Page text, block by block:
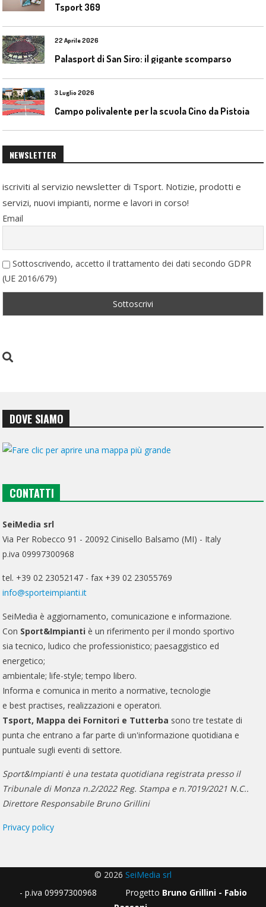
Tsport 369
22 Aprile 2026
Palasport di San Siro: il gigante scomparso
3 Luglio 2026
Campo polivalente per la scuola Cino da Pistoia
NEWSLETTER
iscriviti al servizio newsletter di Tsport. Notizie, prodotti e
servizi, nuovi impianti, norme e lavori in corso!
Email
Sottoscrivendo, accetto il trattamento dei dati secondo GDPR
(UE 2016/679)
DOVE SIAMO
CONTATTI
SeiMedia srl
Via Per Robecco 91 - 20092 Cinisello Balsamo (MI) - Italy
p.iva 09997300968
tel. +39 02 23052147 - fax +39 02 23055769
info@sporteimpianti.it
SeiMedia è aggiornamento, comunicazione e informazione.
Con Sport&Impianti è un riferimento per il mondo sportivo
sia tecnico, ludico che professionistico; paesaggistico ed
energetico;
ambientale; life-style; tempo libero.
Informa e comunica in merito a normative, tecnologie
e best practises, realizzazioni e operatori.
Tsport, Mappa dei Fornitori e Tutterba sono tre testate di
punta che entrano a far parte di un'informazione quotidiana e
puntuale sugli eventi di settore.
Sport&Impianti è una testata quotidiana registrata presso il
Tribunale di Monza n.2/2022 Reg. Stampa e n.7019/2021 N.C..
Direttore Responsabile Bruno Grillini
Privacy policy
© 2026 SeiMedia srl
- p.iva 09997300968 Progetto Bruno Grillini - Fabio